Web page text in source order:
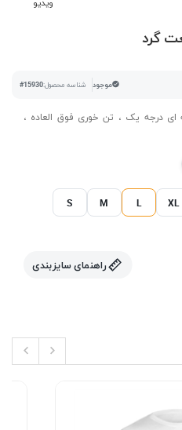
گرد
موجود شناسه محصول:#15930
درجه یک ، تن خوری فوق العاده ،
S M L XL
راهنمای سایزبندی